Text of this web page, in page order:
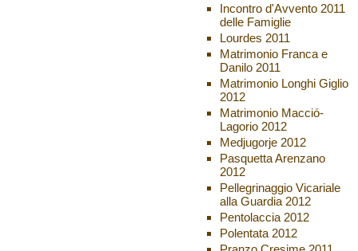
Incontro d'Avvento 2011
delle Famiglie
Lourdes 2011
Matrimonio Franca e
Danilo 2011
Matrimonio Longhi Giglio
2012
Matrimonio Macció-
Lagorio 2012
Medjugorje 2012
Pasquetta Arenzano
2012
Pellegrinaggio Vicariale
alla Guardia 2012
Pentolaccia 2012
Polentata 2012